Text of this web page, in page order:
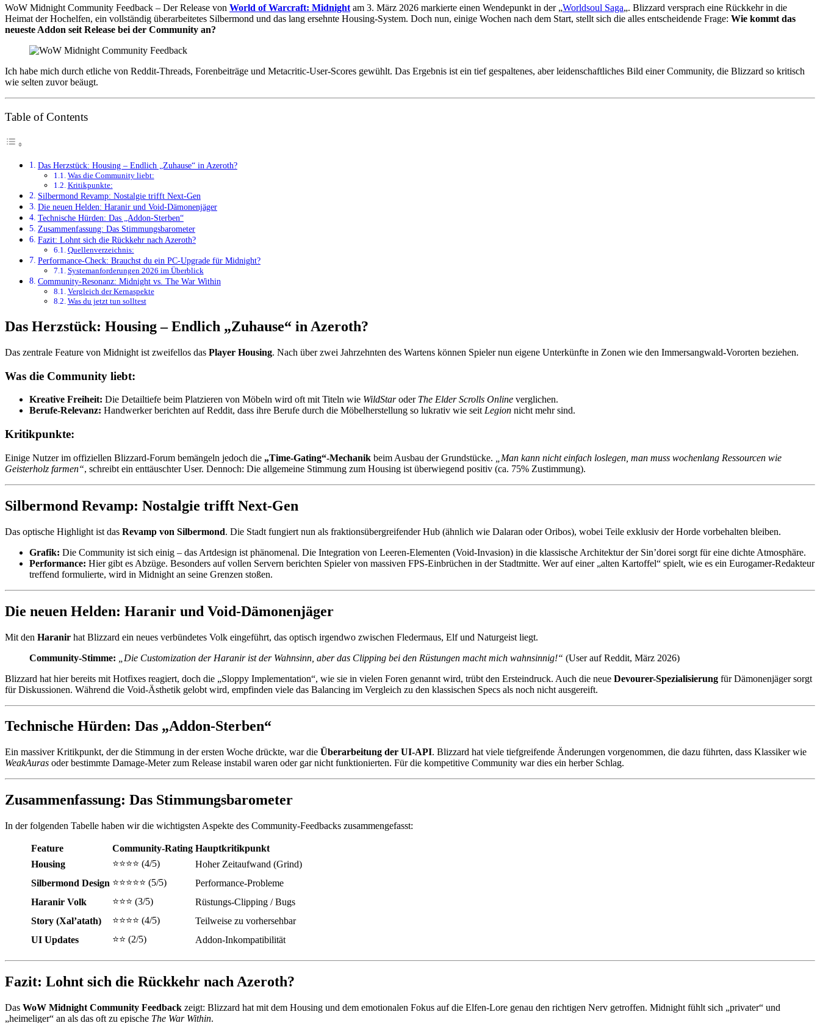
WoW Midnight Community Feedback – Der Release von World of Warcraft: Midnight am 3. März 2026 markierte einen Wendepunkt in der „Worldsoul Saga„. Blizzard versprach eine Rückkehr in die
Heimat der Hochelfen, ein vollständig überarbeitetes Silbermond und das lang ersehnte Housing-System. Doch nun, einige Wochen nach dem Start, stellt sich die alles entscheidende Frage: Wie kommt das
neueste Addon seit Release bei der Community an?
Ich habe mich durch etliche von Reddit-Threads, Forenbeiträge und Metacritic-User-Scores gewühlt. Das Ergebnis ist ein tief gespaltenes, aber leidenschaftliches Bild einer Community, die Blizzard so kritisch
wie selten zuvor beäugt.
Table of Contents
Das Herzstück: Housing – Endlich „Zuhause“ in Azeroth?
Was die Community liebt:
Kritikpunkte:
Silbermond Revamp: Nostalgie trifft Next-Gen
Die neuen Helden: Haranir und Void-Dämonenjäger
Technische Hürden: Das „Addon-Sterben“
Zusammenfassung: Das Stimmungsbarometer
Fazit: Lohnt sich die Rückkehr nach Azeroth?
Quellenverzeichnis:
Performance-Check: Brauchst du ein PC-Upgrade für Midnight?
Systemanforderungen 2026 im Überblick
Community-Resonanz: Midnight vs. The War Within
Vergleich der Kernaspekte
Was du jetzt tun solltest
Das Herzstück: Housing – Endlich „Zuhause“ in Azeroth?
Das zentrale Feature von Midnight ist zweifellos das Player Housing. Nach über zwei Jahrzehnten des Wartens können Spieler nun eigene Unterkünfte in Zonen wie den Immersangwald-Vororten beziehen.
Was die Community liebt:
Kreative Freiheit: Die Detailtiefe beim Platzieren von Möbeln wird oft mit Titeln wie WildStaroder The Elder Scrolls Online verglichen.
Berufe-Relevanz: Handwerker berichten auf Reddit, dass ihre Berufe durch die Möbelherstellung so lukrativ wie seitLegion nicht mehr sind.
Kritikpunkte:
Einige Nutzer im offiziellen Blizzard-Forum bemängeln jedoch die „Time-Gating“-Mechanik beim Ausbau der Grundstücke.
„Man kann nicht einfach loslegen, man muss wochenlang Ressourcen wie
Geisterholz farmen“, schreibt ein enttäuschter User. Dennoch: Die allgemeine Stimmung zum Housing ist überwiegend positiv (ca. 75% Zustimmung).
Silbermond Revamp: Nostalgie trifft Next-Gen
Das optische Highlight ist das Revamp von Silbermond. Die Stadt fungiert nun als fraktionsübergreifender Hub (ähnlich wie Dalaran oder Oribos), wobei Teile exklusiv der Horde vorbehalten bleiben.
Grafik: Die Community ist sich einig – das Artdesign ist phänomenal. Die Integration von Leeren-Elementen (Void-Invasion) in die klassische Architektur der Sin’dorei sorgt für eine dichte Atmosphäre.
Performance: Hier gibt es Abzüge. Besonders auf vollen Servern berichten Spieler von massiven FPS-Einbrüchen in der Stadtmitte. Wer auf einer „alten Kartoffel“ spielt, wie es ein Eurogamer-Redakteur
treffend formulierte, wird in Midnight an seine Grenzen stoßen.
Die neuen Helden: Haranir und Void-Dämonenjäger
Mit den Haranir hat Blizzard ein neues verbündetes Volk eingeführt, das optisch irgendwo zwischen Fledermaus, Elf und Naturgeist liegt.
Community-Stimme:
„Die Customization der Haranir ist der Wahnsinn, aber das Clipping bei den Rüstungen macht mich wahnsinnig!“ (User auf Reddit, März 2026)
Blizzard hat hier bereits mit Hotfixes reagiert, doch die „Sloppy Implementation“, wie sie in vielen Foren genannt wird, trübt den Ersteindruck. Auch die neue Devourer-Spezialisierung für Dämonenjäger sorgt
für Diskussionen. Während die Void-Ästhetik gelobt wird, empfinden viele das Balancing im Vergleich zu den klassischen Specs als noch nicht ausgereift.
Technische Hürden: Das „Addon-Sterben“
Ein massiver Kritikpunkt, der die Stimmung in der ersten Woche drückte, war die Überarbeitung der UI-API. Blizzard hat viele tiefgreifende Änderungen vorgenommen, die dazu führten, dass Klassiker wie
WeakAuras oder bestimmte Damage-Meter zum Release instabil waren oder gar nicht funktionierten. Für die kompetitive Community war dies ein herber Schlag.
Zusammenfassung: Das Stimmungsbarometer
In der folgenden Tabelle haben wir die wichtigsten Aspekte des Community-Feedbacks zusammengefasst:
Feature Community-Rating Hauptkritikpunkt
Housing
⭐⭐⭐⭐ (4/5)
Hoher Zeitaufwand (Grind)
Silbermond Design ⭐⭐⭐⭐⭐ (5/5)
Performance-Probleme
Haranir Volk
⭐⭐⭐ (3/5)
Rüstungs-Clipping / Bugs
Story (Xal’atath)
⭐⭐⭐⭐ (4/5)
Teilweise zu vorhersehbar
UI Updates
⭐⭐ (2/5) Addon-Inkompatibilität
Fazit: Lohnt sich die Rückkehr nach Azeroth?
Das WoW Midnight Community Feedback zeigt: Blizzard hat mit dem Housing und dem emotionalen Fokus auf die Elfen-Lore genau den richtigen Nerv getroffen. Midnight fühlt sich „privater“ und
„heimeliger“ an als das oft zu epische The War Within.